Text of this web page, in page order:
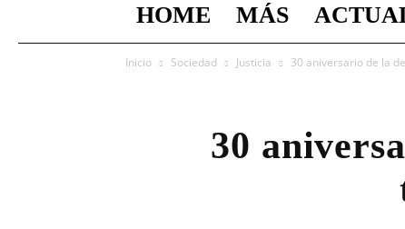
HOME MÁS
Inicio Sociedad Justicia 30 aniversario de la
30